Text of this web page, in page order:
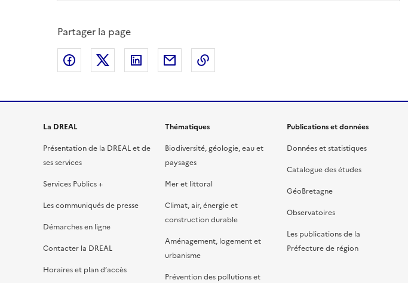
Partager la page
Partager sur Facebook
Partager sur XPartager sur LinkedIn
Partager par email
La DREAL
Présentation de la DREAL et de
ses services
Services Publics +
Les communiqués de presse
Démarches en ligne
Contacter la DREAL
Horaires et plan d’accès
Thématiques
Biodiversité, géologie, eau et
paysages
Mer et littoral
Climat, air, énergie et
construction durable
Aménagement, logement et
urbanisme
Prévention des pollutions et
Publications et données
Données et statistiques
Catalogue des études
GéoBretagne
Observatoires
Les publications de la
Préfecture de région